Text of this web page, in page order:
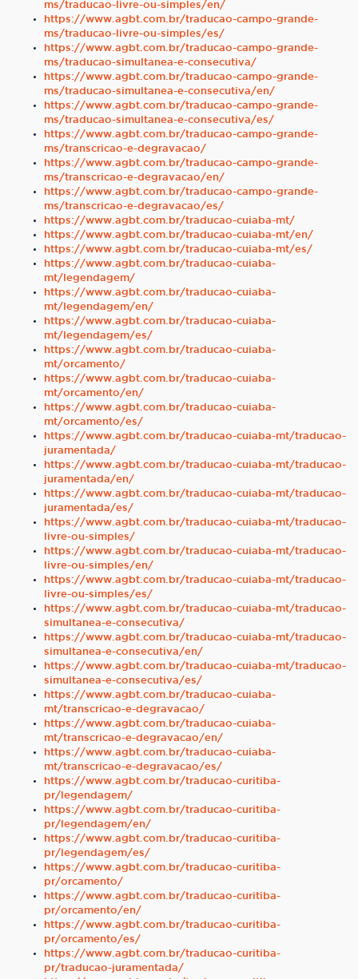
ms/traducao-livre-ou-simples/en/
https://www.agbt.com.br/traducao-campo-grande-
ms/traducao-livre-ou-simples/es/
https://www.agbt.com.br/traducao-campo-grande-
ms/traducao-simultanea-e-consecutiva/
https://www.agbt.com.br/traducao-campo-grande-
ms/traducao-simultanea-e-consecutiva/en/
https://www.agbt.com.br/traducao-campo-grande-
ms/traducao-simultanea-e-consecutiva/es/
https://www.agbt.com.br/traducao-campo-grande-
ms/transcricao-e-degravacao/
https://www.agbt.com.br/traducao-campo-grande-
ms/transcricao-e-degravacao/en/
https://www.agbt.com.br/traducao-campo-grande-
ms/transcricao-e-degravacao/es/
https://www.agbt.com.br/traducao-cuiaba-mt/
https://www.agbt.com.br/traducao-cuiaba-mt/en/
https://www.agbt.com.br/traducao-cuiaba-mt/es/
https://www.agbt.com.br/traducao-cuiaba-
mt/legendagem/
https://www.agbt.com.br/traducao-cuiaba-
mt/legendagem/en/
https://www.agbt.com.br/traducao-cuiaba-
mt/legendagem/es/
https://www.agbt.com.br/traducao-cuiaba-
mt/orcamento/
https://www.agbt.com.br/traducao-cuiaba-
mt/orcamento/en/
https://www.agbt.com.br/traducao-cuiaba-
mt/orcamento/es/
https://www.agbt.com.br/traducao-cuiaba-mt/traducao-
juramentada/
https://www.agbt.com.br/traducao-cuiaba-mt/traducao-
juramentada/en/
https://www.agbt.com.br/traducao-cuiaba-mt/traducao-
juramentada/es/
https://www.agbt.com.br/traducao-cuiaba-mt/traducao-
livre-ou-simples/
https://www.agbt.com.br/traducao-cuiaba-mt/traducao-
livre-ou-simples/en/
https://www.agbt.com.br/traducao-cuiaba-mt/traducao-
livre-ou-simples/es/
https://www.agbt.com.br/traducao-cuiaba-mt/traducao-
simultanea-e-consecutiva/
https://www.agbt.com.br/traducao-cuiaba-mt/traducao-
simultanea-e-consecutiva/en/
https://www.agbt.com.br/traducao-cuiaba-mt/traducao-
simultanea-e-consecutiva/es/
https://www.agbt.com.br/traducao-cuiaba-
mt/transcricao-e-degravacao/
https://www.agbt.com.br/traducao-cuiaba-
mt/transcricao-e-degravacao/en/
https://www.agbt.com.br/traducao-cuiaba-
mt/transcricao-e-degravacao/es/
https://www.agbt.com.br/traducao-curitiba-
pr/legendagem/
https://www.agbt.com.br/traducao-curitiba-
pr/legendagem/en/
https://www.agbt.com.br/traducao-curitiba-
pr/legendagem/es/
https://www.agbt.com.br/traducao-curitiba-
pr/orcamento/
https://www.agbt.com.br/traducao-curitiba-
pr/orcamento/en/
https://www.agbt.com.br/traducao-curitiba-
pr/orcamento/es/
https://www.agbt.com.br/traducao-curitiba-
pr/traducao-juramentada/